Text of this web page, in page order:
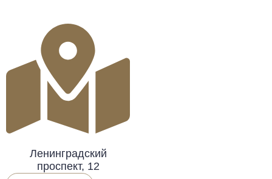
Ленинградский
проспект, 12